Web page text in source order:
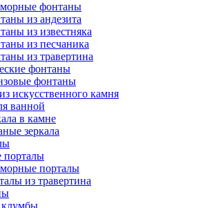
фонтаны
из андезита
из известняка
из песчаника
из травертина
фонтаны
фонтаны
искусственного камня
ванной
в камне
зеркала
порталы
порталы
из травертина
клумбы